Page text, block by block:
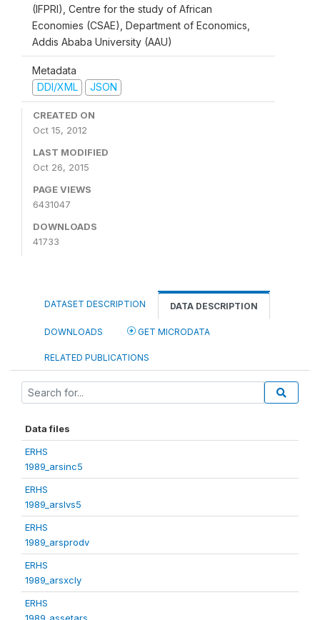
(IFPRI), Centre for the study of African
Economies (CSAE), Department of Economics,
Addis Ababa University (AAU)
Metadata
DDI/XML
JSON
CREATED ON
Oct 15, 2012
LAST MODIFIED
Oct 26, 2015
PAGE VIEWS
6431047
DOWNLOADS
41733
DATASET DESCRIPTION DATA DESCRIPTION
DOWNLOADS GET MICRODATA
RELATED PUBLICATIONS
Data files
ERHS
1989_arsinc5
ERHS
1989_arslvs5
ERHS
1989_arsprodv
ERHS
1989_arsxcly
ERHS
1989_assetars